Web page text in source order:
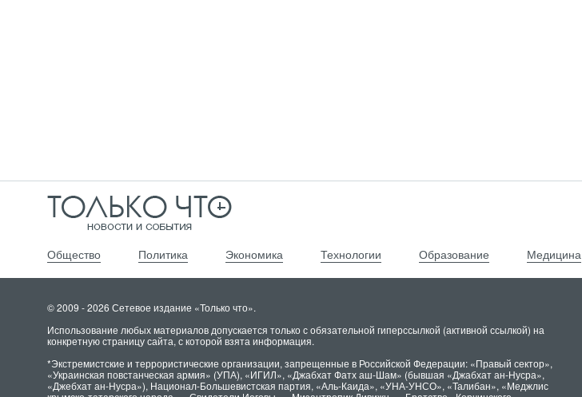
Общество Политика Экономика Технологии Образование Медицина
© 2009 - 2026 Сетевое издание «Только что».
Использование любых материалов допускается только с обязательной гиперссылкой (активной ссылкой) на
конкретную страницу сайта, с которой взята информация.
*Экстремистские и террористические организации, запрещенные в Российской Федерации: «Правый сектор»,
«Украинская повстанческая армия» (УПА), «ИГИЛ», «Джабхат Фатх аш-Шам» (бывшая «Джабхат ан-Нусра»,
«Джебхат ан-Нусра»), Национал-Большевистская партия, «Аль-Каида», «УНА-УНСО», «Талибан», «Меджлис